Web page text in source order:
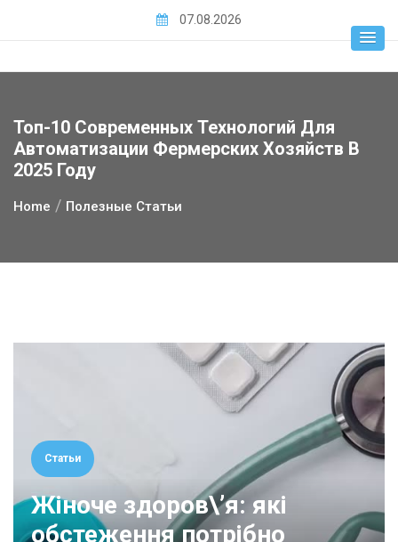
07.08.2026
Топ-10 Современных Технологий Для
Автоматизации Фермерских Хозяйств В
2025 Году
Home Полезные Статьи
Статьи
Жіноче здоров\’я: які
обстеження потрібно